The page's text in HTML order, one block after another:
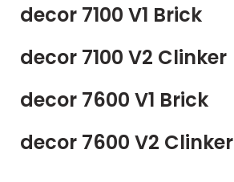
decor 7100 V1 Brick
decor 7100 V2 Clinker
decor 7600 V1 Brick
decor 7600 V2 Clinker